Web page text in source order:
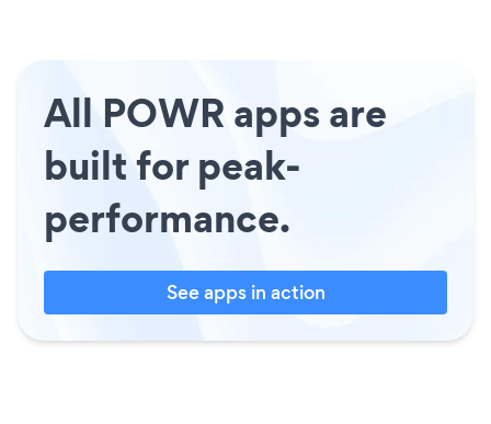
All POWR apps are
built for peak-
performance.
See apps in action